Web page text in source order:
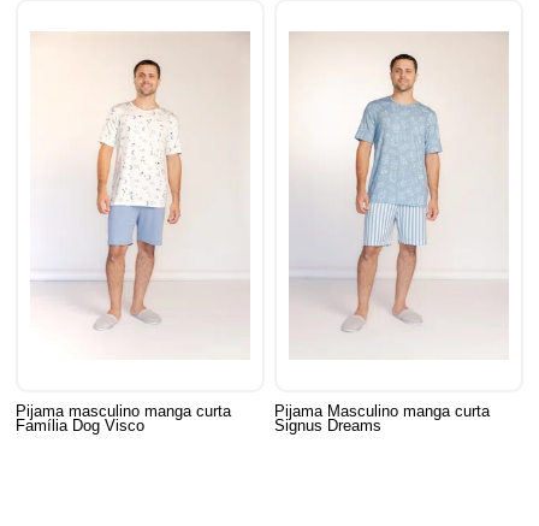
Pijama masculino manga curta
Família Dog Visco
Pijama Masculino manga curta
Signus Dreams